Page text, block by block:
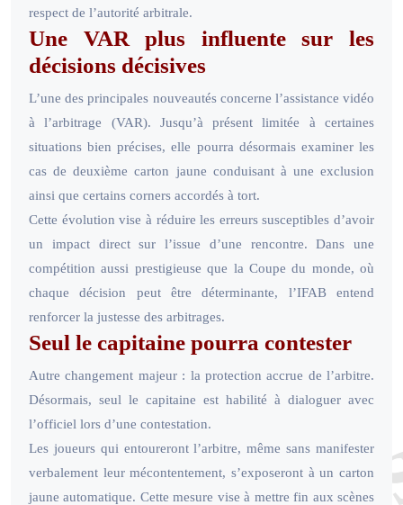
respect de l’autorité arbitrale.
Une VAR plus influente sur les
décisions décisives
L’une des principales nouveautés concerne l’assistance vidéo
à l’arbitrage (VAR). Jusqu’à présent limitée à certaines
situations bien précises, elle pourra désormais examiner les
cas de deuxième carton jaune conduisant à une exclusion
ainsi que certains corners accordés à tort.
Cette évolution vise à réduire les erreurs susceptibles d’avoir
un impact direct sur l’issue d’une rencontre. Dans une
compétition aussi prestigieuse que la Coupe du monde, où
chaque décision peut être déterminante, l’IFAB entend
renforcer la justesse des arbitrages.
Seul le capitaine pourra contester
Autre changement majeur : la protection accrue de l’arbitre.
Désormais, seul le capitaine est habilité à dialoguer avec
l’officiel lors d’une contestation.
Les joueurs qui entoureront l’arbitre, même sans manifester
verbalement leur mécontentement, s’exposeront à un carton
jaune automatique. Cette mesure vise à mettre fin aux scènes